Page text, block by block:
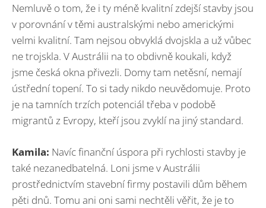
Nemluvě o tom, že i ty méně kvalitní zdejší stavby jsou
v porovnání v těmi australskými nebo americkými
velmi kvalitní. Tam nejsou obvyklá dvojskla a už vůbec
ne trojskla. V Austrálii na to obdivně koukali, když
jsme česká okna přivezli. Domy tam netěsní, nemají
ústřední topení. To si tady nikdo neuvědomuje. Proto
je na tamních trzích potenciál třeba v podobě
migrantů z Evropy, kteří jsou zvyklí na jiný standard.
Kamila: Navíc finanční úspora při rychlosti stavby je
také nezanedbatelná. Loni jsme v Austrálii
prostřednictvím stavební firmy postavili dům během
pěti dnů. Tomu ani oni sami nechtěli věřit, že je to